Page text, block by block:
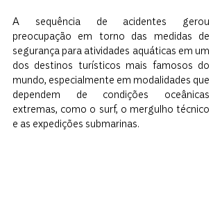
A sequência de acidentes gerou
preocupação em torno das medidas de
segurança para atividades aquáticas em um
dos destinos turísticos mais famosos do
mundo, especialmente em modalidades que
dependem de condições oceânicas
extremas, como o surf, o mergulho técnico
e as expedições submarinas.